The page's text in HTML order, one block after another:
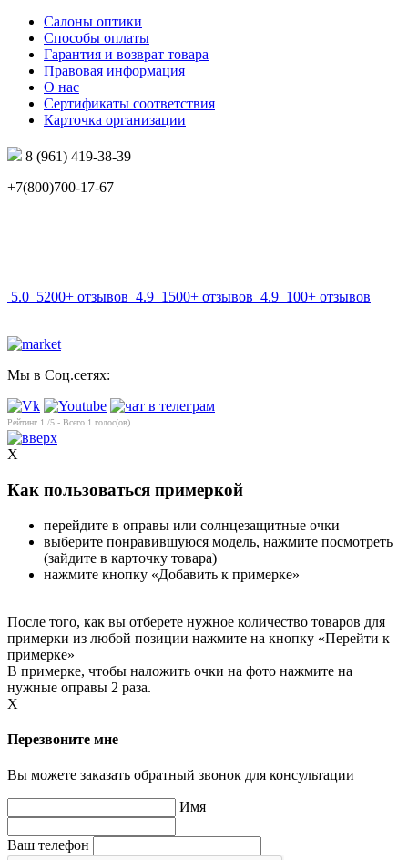
Салоны оптики
Способы оплаты
Гарантия и возврат товара
Правовая информация
О нас
Сертификаты соответствия
Карточка организации
8 (961) 419-38-39
+7(800)700-17-67
5.0 5200+ отзывов 4.9 1500+ отзывов 4.9 100+ отзывов
Мы в Соц.сетях:
Рейтинг 1 /5 - Всего 1 голос(ов)
X
Как пользоваться примеркой
перейдите в оправы или солнцезащитные очки
выберите понравившуюся модель, нажмите посмотреть
(зайдите в карточку товара)
нажмите кнопку «Добавить к примерке»
После того, как вы отберете нужное количество товаров для
примерки из любой позиции нажмите на кнопку «Перейти к
примерке»
В примерке, чтобы наложить очки на фото нажмите на
нужные оправы 2 раза.
X
Перезвоните мне
Вы можете заказать обратный звонок для консультации
Имя
Ваш телефон